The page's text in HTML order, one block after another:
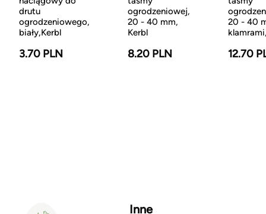
drutu
ogrodzeniowego,
biały,Kerbl
3.70 PLN
ogrodzeniowej,
20 - 40 mm,
Kerbl
8.20 PLN
20 - 40
12.70
Inne